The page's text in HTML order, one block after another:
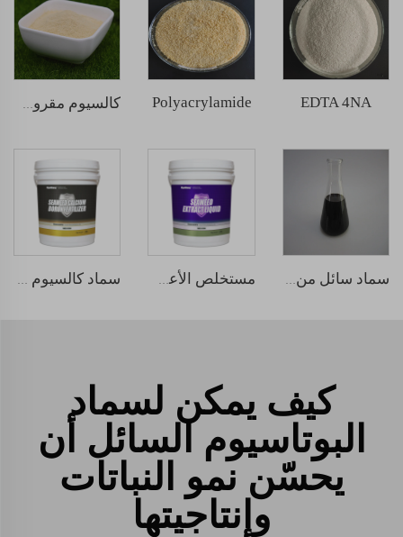
EDTA 4NA
Polyacrylamide
سماد سائل من الأحماض الأمينية مستخلص الأعشاب البحرية السائل الطبيعي سماد كالسيوم بورون عضوي سائل من الأعشاب البحرية
كيف يمكن لسماد
البوتاسيوم السائل أن
يحسّن نمو النباتات
وإنتاجيتها